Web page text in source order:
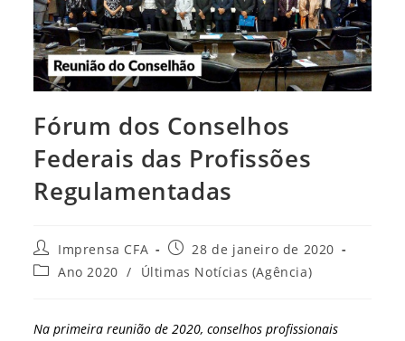
Fórum dos Conselhos
Federais das Profissões
Regulamentadas
Autor
do
post:
Imprensa CFA
Post
publicado:
28 de janeiro de 2020
Categoria
Ano 2020 / Últimas Notícias (Agência)
Na primeira reunião de 2020, conselhos profissionais